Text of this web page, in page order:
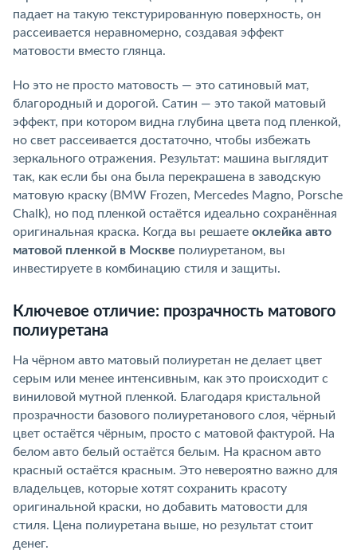
падает на такую текстурированную поверхность, он
рассеивается неравномерно, создавая эффект
матовости вместо глянца.
Но это не просто матовость — это сатиновый мат,
благородный и дорогой. Сатин — это такой матовый
эффект, при котором видна глубина цвета под пленкой,
но свет рассеивается достаточно, чтобы избежать
зеркального отражения. Результат: машина выглядит
так, как если бы она была перекрашена в заводскую
матовую краску (BMW Frozen, Mercedes Magno, Porsche
Chalk), но под пленкой остаётся идеально сохранённая
оригинальная краска. Когда вы решаете оклейка авто
матовой пленкой в Москве полиуретаном, вы
инвестируете в комбинацию стиля и защиты.
Ключевое отличие: прозрачность матового
полиуретана
На чёрном авто матовый полиуретан не делает цвет
серым или менее интенсивным, как это происходит с
виниловой мутной пленкой. Благодаря кристальной
прозрачности базового полиуретанового слоя, чёрный
цвет остаётся чёрным, просто с матовой фактурой. На
белом авто белый остаётся белым. На красном авто
красный остаётся красным. Это невероятно важно для
владельцев, которые хотят сохранить красоту
оригинальной краски, но добавить матовости для
стиля. Цена полиуретана выше, но результат стоит
денег.